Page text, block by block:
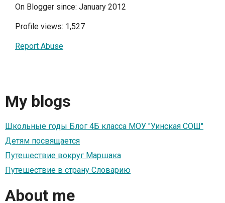
On Blogger since: January 2012
Profile views: 1,527
Report Abuse
My blogs
Школьные годы Блог 4Б класса МОУ "Уинская СОШ"
Детям посвящается
Путешествие вокруг Маршака
Путешествие в страну Словарию
About me